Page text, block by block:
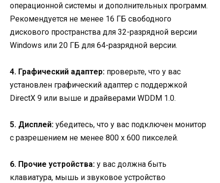
операционной системы и дополнительных программ.
Рекомендуется не менее 16 ГБ свободного
дискового пространства для 32-разрядной версии
Windows или 20 ГБ для 64-разрядной версии.
4. Графический адаптер: проверьте, что у вас
установлен графический адаптер с поддержкой
DirectX 9 или выше и драйверами WDDM 1.0.
5. Дисплей: убедитесь, что у вас подключен монитор
с разрешением не менее 800 x 600 пикселей.
6. Прочие устройства: у вас должна быть
клавиатура, мышь и звуковое устройство